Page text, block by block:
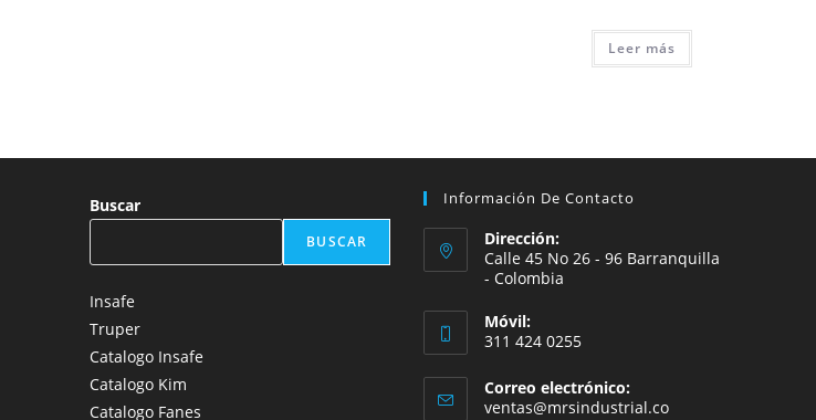
Leer más
Buscar
BUSCAR
Insafe
Truper
Catalogo Insafe
Catalogo Kim
Catalogo Fanes
Información De Contacto
Dirección:
Calle 45 No 26 - 96 Barranquilla
- Colombia
Móvil:
311 424 0255
Correo electrónico:
ventas@mrsindustrial.coSe